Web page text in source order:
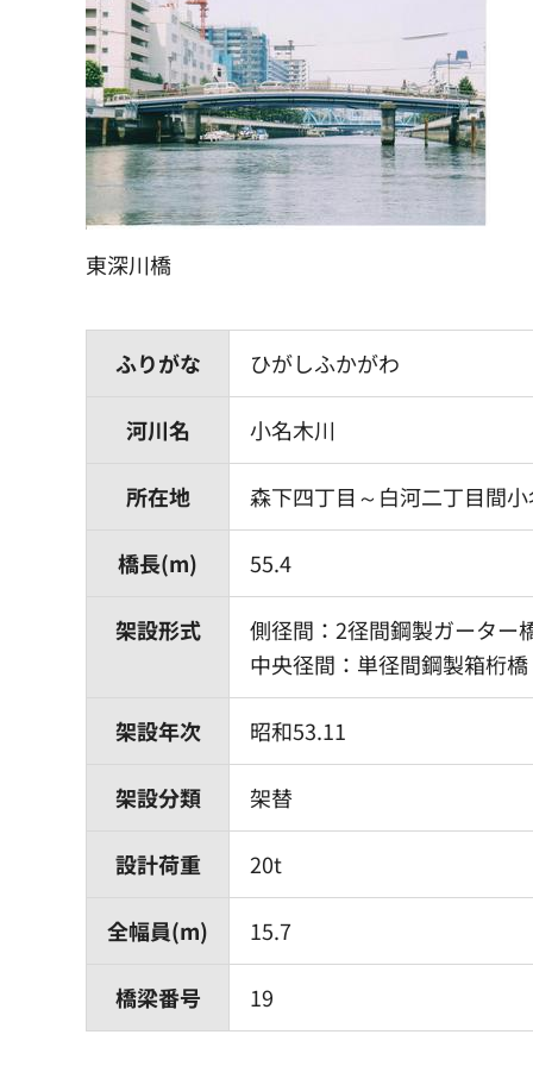
東深川橋
ふりがな ひがしふかがわ
河川名 小名木川
所在地 森下四丁目～白河二丁目間
橋長(m) 55.4
架設形式
側径間：2径間鋼製ガーター
中央径間：単径間鋼製箱桁橋
架設年次 昭和53.11
架設分類 架替
設計荷重 20t
全幅員(m) 15.7
橋梁番号 19